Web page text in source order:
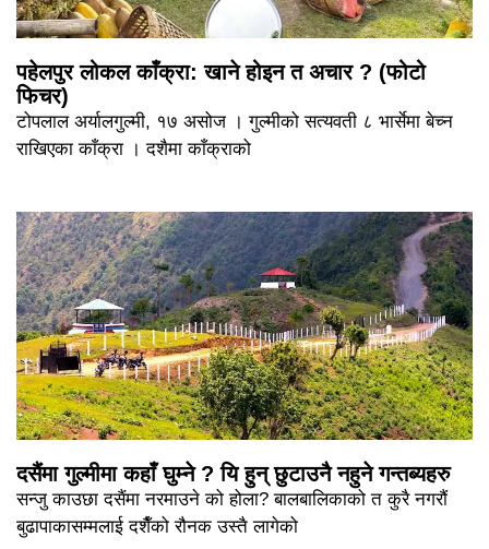
पहेलपुर लोकल काँक्रा: खाने होइन त अचार ? (फोटो
फिचर)
टोपलाल अर्यालगुल्मी, १७ असोज । गुल्मीको सत्यवती ८ भार्सेमा बेच्न
राखिएका काँक्रा । दशैमा काँक्राको
दसैंमा गुल्मीमा कहाँ घुम्ने ? यि हुन् छुटाउनै नहुने गन्तब्यहरु
सन्जु काउछा दसैंमा नरमाउने को होला? बालबालिकाको त कुरै नगरौं
बुढापाकासम्मलाई दशैँको रौनक उस्तै लागेको